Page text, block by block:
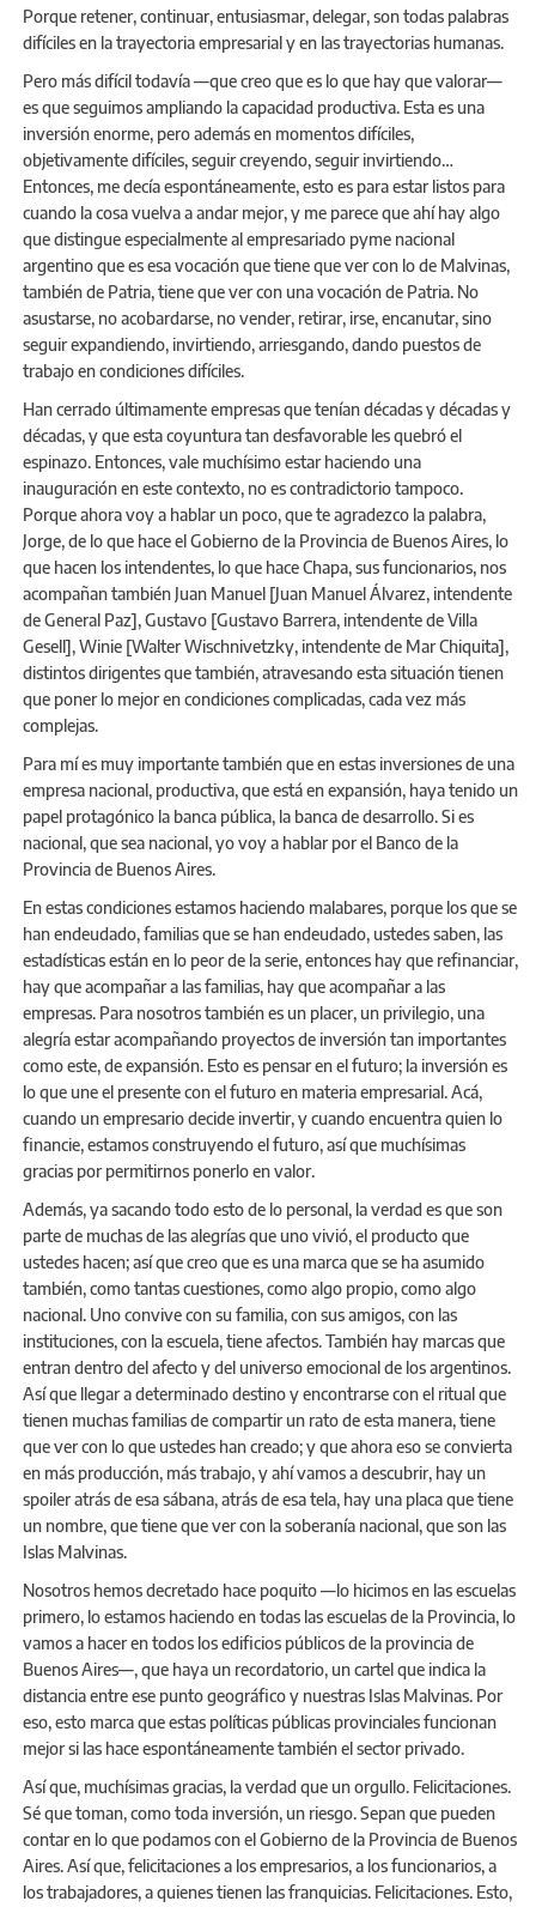
Porque retener, continuar, entusiasmar, delegar, son todas palabras
difíciles en la trayectoria empresarial y en las trayectorias humanas.
Pero más difícil todavía —que creo que es lo que hay que valorar—
es que seguimos ampliando la capacidad productiva. Esta es una
inversión enorme, pero además en momentos difíciles,
objetivamente difíciles, seguir creyendo, seguir invirtiendo…
Entonces, me decía espontáneamente, esto es para estar listos para
cuando la cosa vuelva a andar mejor, y me parece que ahí hay algo
que distingue especialmente al empresariado pyme nacional
argentino que es esa vocación que tiene que ver con lo de Malvinas,
también de Patria, tiene que ver con una vocación de Patria. No
asustarse, no acobardarse, no vender, retirar, irse, encanutar, sino
seguir expandiendo, invirtiendo, arriesgando, dando puestos de
trabajo en condiciones difíciles.
Han cerrado últimamente empresas que tenían décadas y décadas y
décadas, y que esta coyuntura tan desfavorable les quebró el
espinazo. Entonces, vale muchísimo estar haciendo una
inauguración en este contexto, no es contradictorio tampoco.
Porque ahora voy a hablar un poco, que te agradezco la palabra,
Jorge, de lo que hace el Gobierno de la Provincia de Buenos Aires, lo
que hacen los intendentes, lo que hace Chapa, sus funcionarios, nos
acompañan también Juan Manuel [Juan Manuel Álvarez, intendente
de General Paz], Gustavo [Gustavo Barrera, intendente de Villa
Gesell], Winie [Walter Wischnivetzky, intendente de Mar Chiquita],
distintos dirigentes que también, atravesando esta situación tienen
que poner lo mejor en condiciones complicadas, cada vez más
complejas.
Para mí es muy importante también que en estas inversiones de una
empresa nacional, productiva, que está en expansión, haya tenido un
papel protagónico la banca pública, la banca de desarrollo. Si es
nacional, que sea nacional, yo voy a hablar por el Banco de la
Provincia de Buenos Aires.
En estas condiciones estamos haciendo malabares, porque los que se
han endeudado, familias que se han endeudado, ustedes saben, las
estadísticas están en lo peor de la serie, entonces hay que refinanciar,
hay que acompañar a las familias, hay que acompañar a las
empresas. Para nosotros también es un placer, un privilegio, una
alegría estar acompañando proyectos de inversión tan importantes
como este, de expansión. Esto es pensar en el futuro; la inversión es
lo que une el presente con el futuro en materia empresarial. Acá,
cuando un empresario decide invertir, y cuando encuentra quien lo
financie, estamos construyendo el futuro, así que muchísimas
gracias por permitirnos ponerlo en valor.
Además, ya sacando todo esto de lo personal, la verdad es que son
parte de muchas de las alegrías que uno vivió, el producto que
ustedes hacen; así que creo que es una marca que se ha asumido
también, como tantas cuestiones, como algo propio, como algo
nacional. Uno convive con su familia, con sus amigos, con las
instituciones, con la escuela, tiene afectos. También hay marcas que
entran dentro del afecto y del universo emocional de los argentinos.
Así que llegar a determinado destino y encontrarse con el ritual que
tienen muchas familias de compartir un rato de esta manera, tiene
que ver con lo que ustedes han creado; y que ahora eso se convierta
en más producción, más trabajo, y ahí vamos a descubrir, hay un
spoiler atrás de esa sábana, atrás de esa tela, hay una placa que tiene
un nombre, que tiene que ver con la soberanía nacional, que son las
Islas Malvinas.
Nosotros hemos decretado hace poquito —lo hicimos en las escuelas
primero, lo estamos haciendo en todas las escuelas de la Provincia, lo
vamos a hacer en todos los edificios públicos de la provincia de
Buenos Aires—, que haya un recordatorio, un cartel que indica la
distancia entre ese punto geográfico y nuestras Islas Malvinas. Por
eso, esto marca que estas políticas públicas provinciales funcionan
mejor si las hace espontáneamente también el sector privado.
Así que, muchísimas gracias, la verdad que un orgullo. Felicitaciones.
Sé que toman, como toda inversión, un riesgo. Sepan que pueden
contar en lo que podamos con el Gobierno de la Provincia de Buenos
Aires. Así que, felicitaciones a los empresarios, a los funcionarios, a
los trabajadores, a quienes tienen las franquicias. Felicitaciones. Esto,